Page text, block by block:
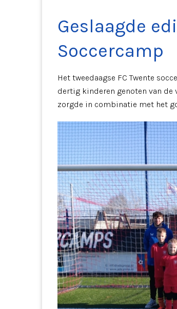
Geslaagde
Soccercamp
Het tweedaagse FC Twente
dertig kinderen genoten van de
zorgde in combinatie met het